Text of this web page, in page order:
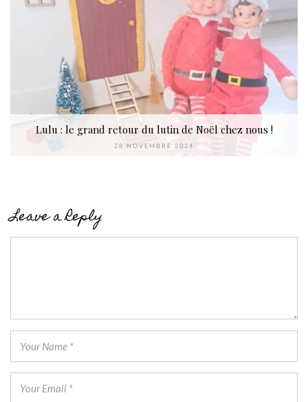
Lulu : le grand retour du lutin de Noël chez nous !
28 NOVEMBRE 2024
Leave a Reply